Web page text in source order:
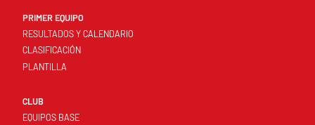
PRIMER EQUIPO
RESULTADOS Y CALENDARIO
CLASIFICACIÓN
PLANTILLA
CLUB
EQUIPOS BASE